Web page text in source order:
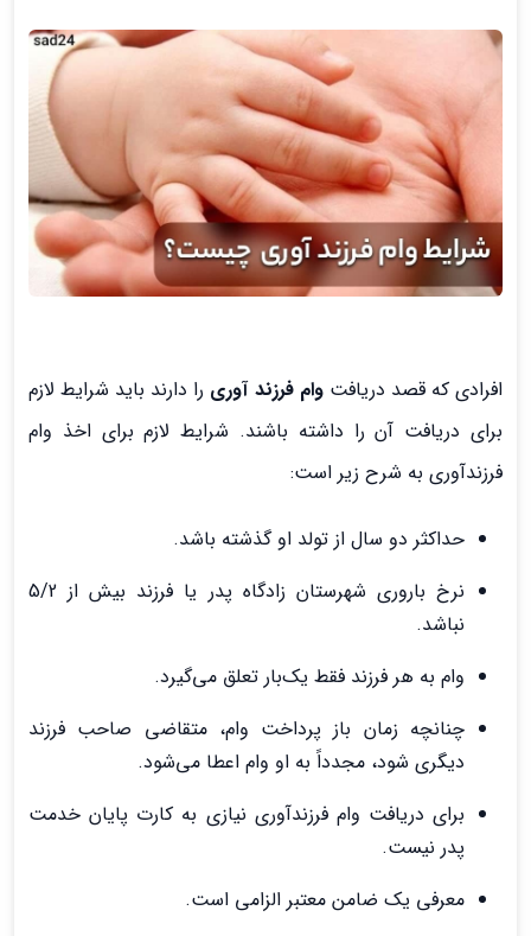
افرادی که قصد دریافتوام فرزند آوری‌ را دارند باید شرایط لازم
برای دریافت آن را داشته باشند. شرایط لازم برای اخذ وام
فرزندآوری به شرح زیر است:
حداکثر دو سال از تولد او گذشته باشد.
نرخ باروری شهرستان زادگاه پدر یا فرزند بیش از 5/2
نباشد.
وام به هر فرزند فقط یک‌بار تعلق می‌گیرد.
چنانچه زمان باز پرداخت وام، متقاضی صاحب فرزند
دیگری شود، مجدداً به او وام اعطا می‌شود.
برای دریافت وام فرزندآوری نیازی به کارت پایان خدمت
پدر نیست.
معرفی یک ضامن معتبر الزامی است.